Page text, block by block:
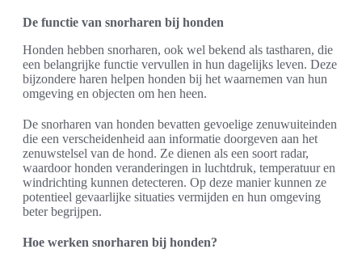
De functie van snorharen bij honden
Honden hebben snorharen, ook wel bekend als tastharen, die
een belangrijke functie vervullen in hun dagelijks leven. Deze
bijzondere haren helpen honden bij het waarnemen van hun
omgeving en objecten om hen heen.
De snorharen van honden bevatten gevoelige zenuwuiteinden
die een verscheidenheid aan informatie doorgeven aan het
zenuwstelsel van de hond. Ze dienen als een soort radar,
waardoor honden veranderingen in luchtdruk, temperatuur en
windrichting kunnen detecteren. Op deze manier kunnen ze
potentieel gevaarlijke situaties vermijden en hun omgeving
beter begrijpen.
Hoe werken snorharen bij honden?